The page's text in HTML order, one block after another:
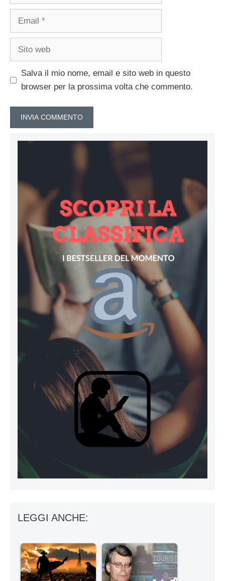
Email
Sito
Salva il mio nome, email e sito web in questo
browser per la prossima volta che commento.
LEGGI ANCHE: